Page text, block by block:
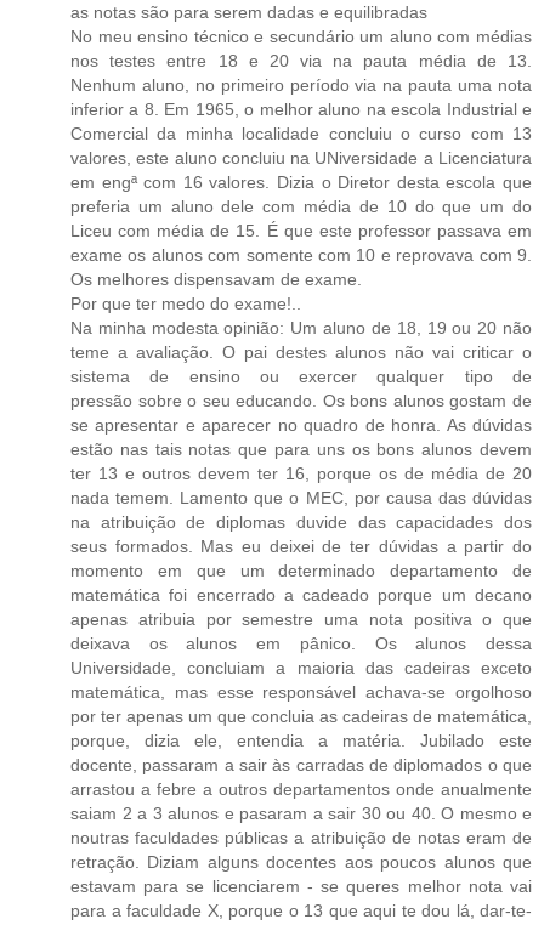
as notas são para serem dadas e equilibradas
No meu ensino técnico e secundário um aluno com médias
nos testes entre 18 e 20 via na pauta média de 13.
Nenhum aluno, no primeiro período via na pauta uma nota
inferior a 8. Em 1965, o melhor aluno na escola Industrial e
Comercial da minha localidade concluiu o curso com 13
valores, este aluno concluiu na UNiversidade a Licenciatura
em engª com 16 valores. Dizia o Diretor desta escola que
preferia um aluno dele com média de 10 do que um do
Liceu com média de 15. É que este professor passava em
exame os alunos com somente com 10 e reprovava com 9.
Os melhores dispensavam de exame.
Por que ter medo do exame!..
Na minha modesta opinião: Um aluno de 18, 19 ou 20 não
teme a avaliação. O pai destes alunos não vai criticar o
sistema de ensino ou exercer qualquer tipo de
pressão sobre o seu educando. Os bons alunos gostam de
se apresentar e aparecer no quadro de honra. As dúvidas
estão nas tais notas que para uns os bons alunos devem
ter 13 e outros devem ter 16, porque os de média de 20
nada temem. Lamento que o MEC, por causa das dúvidas
na atribuição de diplomas duvide das capacidades dos
seus formados. Mas eu deixei de ter dúvidas a partir do
momento em que um determinado departamento de
matemática foi encerrado a cadeado porque um decano
apenas atribuia por semestre uma nota positiva o que
deixava os alunos em pânico. Os alunos dessa
Universidade, concluiam a maioria das cadeiras exceto
matemática, mas esse responsável achava-se orgolhoso
por ter apenas um que concluia as cadeiras de matemática,
porque, dizia ele, entendia a matéria. Jubilado este
docente, passaram a sair às carradas de diplomados o que
arrastou a febre a outros departamentos onde anualmente
saiam 2 a 3 alunos e pasaram a sair 30 ou 40. O mesmo e
noutras faculdades públicas a atribuição de notas eram de
retração. Diziam alguns docentes aos poucos alunos que
estavam para se licenciarem - se queres melhor nota vai
para a faculdade X, porque o 13 que aqui te dou lá, dar-te-